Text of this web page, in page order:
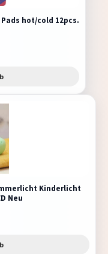
hot/cold 12pcs.
Kinderlicht
Neu